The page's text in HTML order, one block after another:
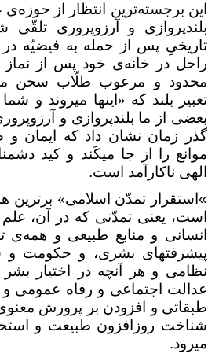
این برجسته‌ترین انتظار از
بلندپروازی و آرزوپروری
تاریخیِ پس از حمله به فیضیّه
راحل در خانه‌ی خود پس از
محدود و مرعوب طلّاب سخن
تعبیر بلند که «اینها میروند و
بعضی از ما بلندپروازی و
گذر زمان نشان داد که ایمان و
موانع را از جا میکَند و کید
الهی ناکارآمد است.
« استقرار تمدّن اسلامی» برترین
است، یعنی تمدّنی که در آن، علم
انسانی و منابع طبیعی و همه‌ی
پیشرفتهای بشری، و حکومت
نظامی و هر آنچه در اختیار
عدالت اجتماعی و رفاه عمومی
طبقاتی و افزودن بر پرورش
شناخت روزافزون طبیعت و
میرود.